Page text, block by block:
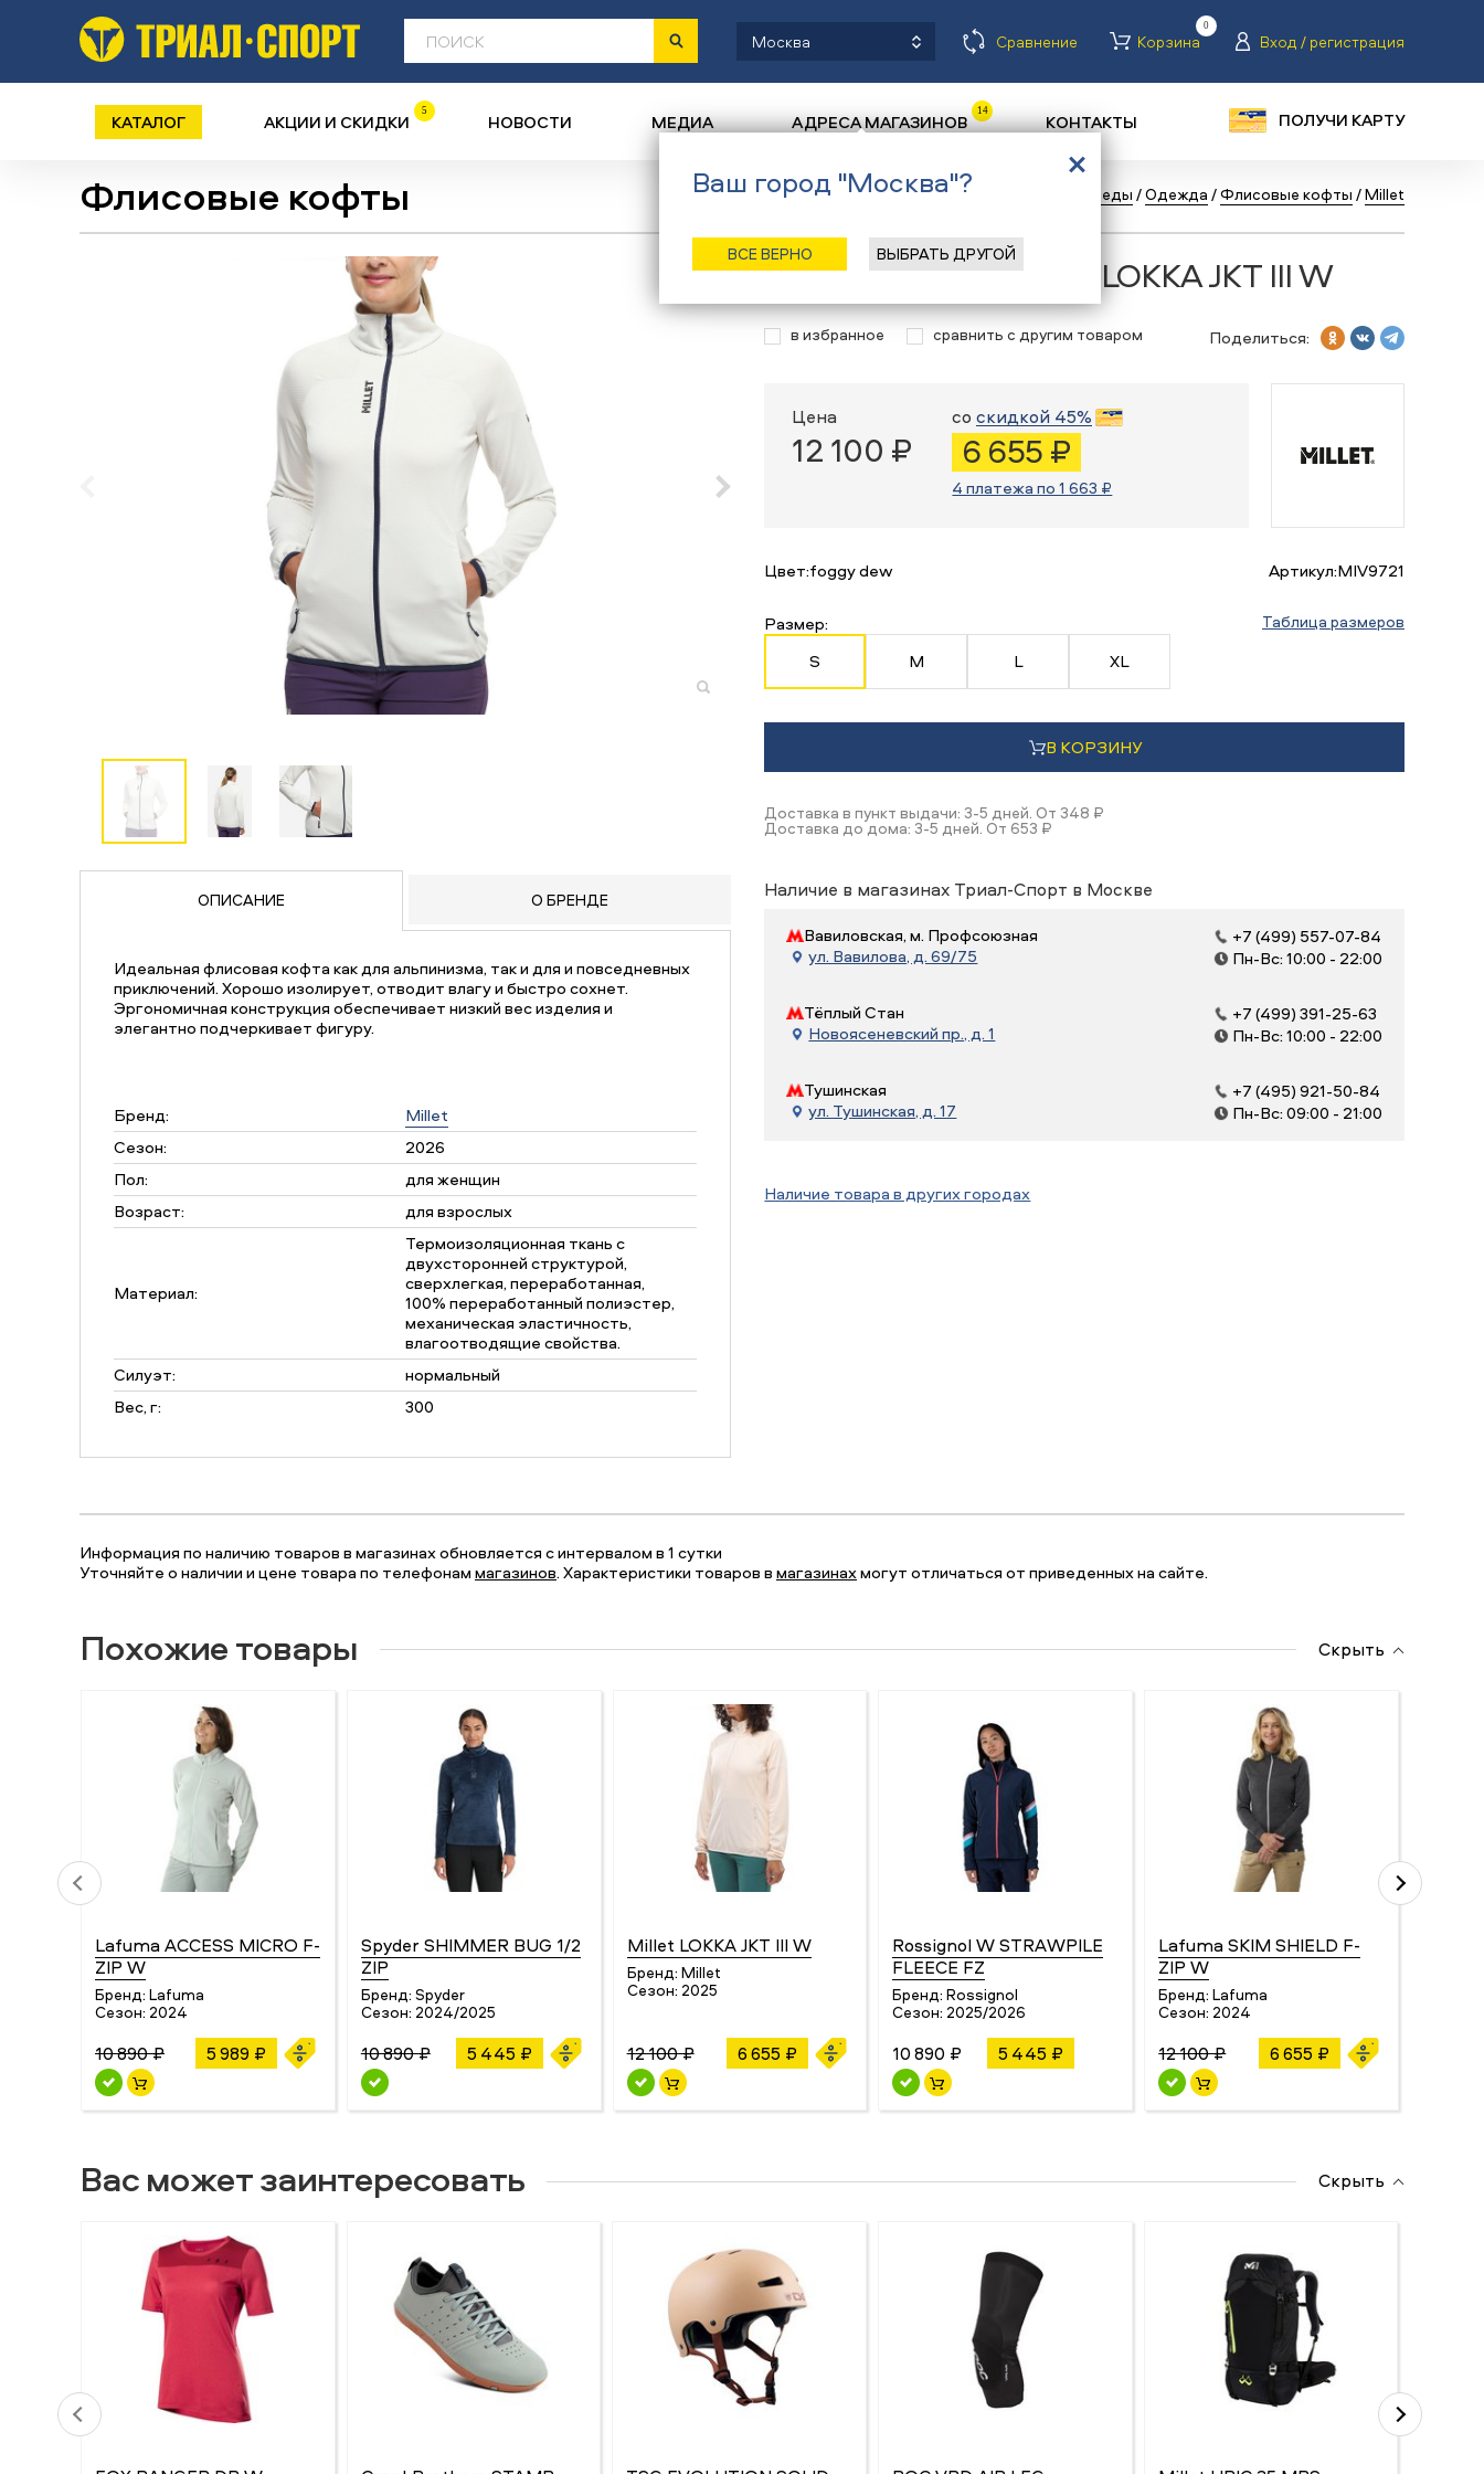
Москва Сравнение Корзина
0
Вход / регистрация
КАТАЛОГ АКЦИИ И СКИДКИ 5 НОВОСТИ МЕДИА АДРЕСА МАГАЗИНОВ 14 КОНТАКТЫ ПОЛУЧИ КАРТУ
Флисовые кофты Назад/Главная /Каталог Велосипеды /Одежда /Флисовые кофты /Millet
ОПИСАНИЕ О БРЕНДЕ
Идеальная флисовая кофта как для альпинизма, так и для и повседневных
приключений. Хорошо изолирует, отводит влагу и быстро сохнет.
Эргономичная конструкция обеспечивает низкий вес изделия и
элегантно подчеркивает фигуру.
Бренд:
Millet
Сезон:
2026
Пол:
для женщин
Возраст:
для взрослых
Материал:
Термоизоляционная ткань с
двухсторонней структурой,
сверхлегкая, переработанная,
100% переработанный полиэстер,
механическая эластичность,
влагоотводящие свойства.
Силуэт:
нормальный
Вес, г:
300
Флисовая кофта Millet LOKKA JKT III W
в избранное сравнить с другим товаром Поделиться:
Цена
12 100 ₽
соскидкой 45%
6 655 ₽
4 платежа по 1 663 ₽
Цвет:foggy dew Артикул:MIV9721
Размер: Таблица размеров
S M L XL
В КОРЗИНУ
Доставка в пункт выдачи: 3-5 дней. От 348 ₽
Доставка до дома: 3-5 дней. От 653 ₽
Наличие в магазинах Триал-Спорт в Москве
Вавиловская, м. Профсоюзная
ул. Вавилова, д. 69/75
+7 (499) 557-07-84
Пн-Вс: 10:00 - 22:00
Тёплый Стан
Новоясеневский пр., д. 1
+7 (499) 391-25-63
Пн-Вс: 10:00 - 22:00
Тушинская
ул. Тушинская, д. 17
+7 (495) 921-50-84
Пн-Вс: 09:00 - 21:00
Наличие товара в других городах
Информация по наличию товаров в магазинах обновляется с интервалом в 1 сутки
Уточняйте о наличии и цене товара по телефонаммагазинов. Характеристики товаров вмагазинахмогут отличаться от приведенных на сайте.
Похожие товары Скрыть
Lafuma ACCESS MICRO F-
ZIP W
Бренд: Lafuma
Сезон: 2024
10 890 ₽ 5 989 ₽
Spyder SHIMMER BUG 1/2
ZIP
Бренд: Spyder
Сезон: 2024/2025
10 890 ₽ 5 445 ₽
Millet LOKKA JKT III W
Бренд: Millet
Сезон: 2025
12 100 ₽ 6 655 ₽
Rossignol W STRAWPILE
FLEECE FZ
Бренд: Rossignol
Сезон: 2025/2026
10 890 ₽ 5 445 ₽
Lafuma SKIM SHIELD F-
ZIP W
Бренд: Lafuma
Сезон: 2024
12 100 ₽ 6 655 ₽
Вас может заинтересовать Скрыть
Ваш город "Москва"?
ВСЕ ВЕРНО ВЫБРАТЬ ДРУГОЙ